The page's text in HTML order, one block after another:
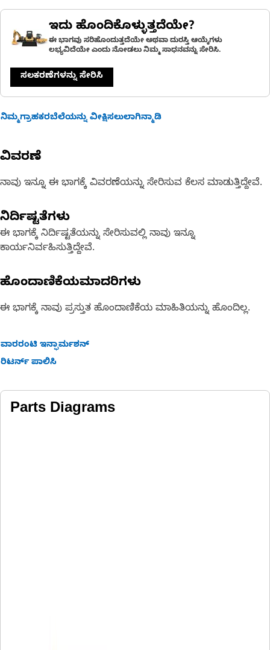
ಇದು ಹೊಂದಿಕೊಳ್ಳುತ್ತದೆಯೇ?
ಈ ಭಾಗವು ಸರಿಹೊಂದುತ್ತದೆಯೇ ಅಥವಾ ದುರಸ್ತಿ ಆಯ್ಕೆಗಳು
ಲಭ್ಯವಿದೆಯೇ ಎಂದು ನೋಡಲು ನಿಮ್ಮ ಸಾಧನವನ್ನು ಸೇರಿಸಿ.
ಸಲಕರಣೆಗಳನ್ನು ಸೇರಿಸಿ
ನಿಮ್ಮಗ್ರಾಹಕರಬೆಲೆಯನ್ನು ವೀಕ್ಷಿಸಲುಲಾಗಿನ್ಮಾಡಿ
ವಿವರಣೆ
ನಾವು ಇನ್ನೂ ಈ ಭಾಗಕ್ಕೆ ವಿವರಣೆಯನ್ನು ಸೇರಿಸುವ ಕೆಲಸ ಮಾಡುತ್ತಿದ್ದೇವೆ.
ನಿರ್ದಿಷ್ಟತೆಗಳು
ಈ ಭಾಗಕ್ಕೆ ನಿರ್ದಿಷ್ಟತೆಯನ್ನು ಸೇರಿಸುವಲ್ಲಿ ನಾವು ಇನ್ನೂ
ಕಾರ್ಯನಿರ್ವಹಿಸುತ್ತಿದ್ದೇವೆ.
ಹೊಂದಾಣಿಕೆಯಮಾದರಿಗಳು
ಈ ಭಾಗಕ್ಕೆ ನಾವು ಪ್ರಸ್ತುತ ಹೊಂದಾಣಿಕೆಯ ಮಾಹಿತಿಯನ್ನು ಹೊಂದಿಲ್ಲ.
ವಾರರಂಟಿ ಇನ್ಫಾರ್ಮಶನ್
ರಿಟರ್ನ್ ಪಾಲಿಸಿ
Parts Diagrams